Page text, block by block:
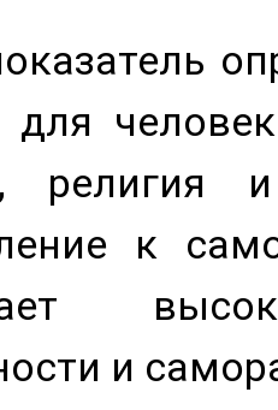
религия
к
и